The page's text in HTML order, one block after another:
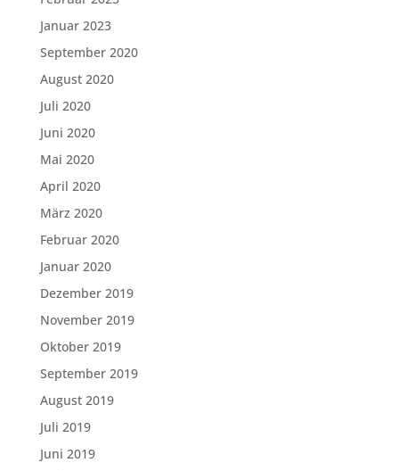
Januar 2023
September 2020
August 2020
Juli 2020
Juni 2020
Mai 2020
April 2020
März 2020
Februar 2020
Januar 2020
Dezember 2019
November 2019
Oktober 2019
September 2019
August 2019
Juli 2019
Juni 2019